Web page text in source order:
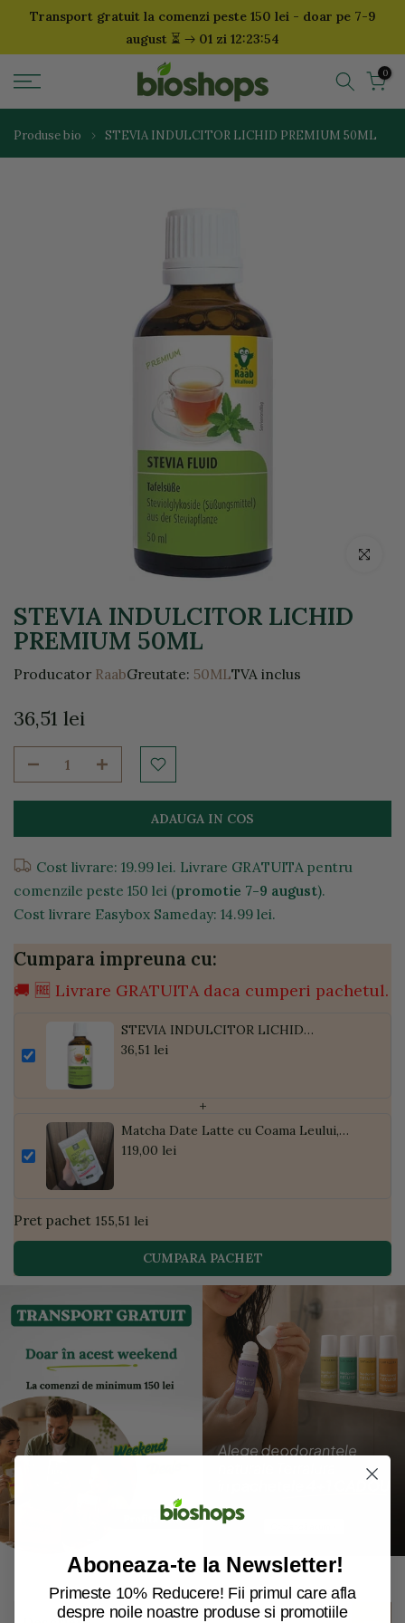
SariTransport gratuit la comenzi peste 150 lei - doar pe 7-9
august ⏳ 01 zi 12:23:54
0
Produse bio STEVIA INDULCITOR LICHID PREMIUM 50ML
Click
STEVIA INDULCITOR LICHID
PREMIUM 50ML
Producator RaabGreutate: 50MLTVA inclus
36,51 lei
ADAUGA IN COS
Cost livrare: 19.99 lei. Livrare GRATUITA pentru
comenzile peste 150 lei (promotie 7-9 august).
Cost livrare Easybox Sameday: 14.99 lei.
Cumpara impreuna cu:
🚚 🆓 Livrare GRATUITA daca cumperi pachetul.
STEVIA INDULCITOR LICHID
PREMIUM 50ML
36,51 lei
+
Matcha Date Latte cu Coama Leului,
Pudră de Curmale și Ghimbir, ECO, 300g
119,00 lei
Pret pachet 155,51 lei
CUMPARA PACHET
Aboneaza-te la Newsletter!
Primeste 10% Reducere! Fii primul care afla
despre noile noastre produse si promotiile